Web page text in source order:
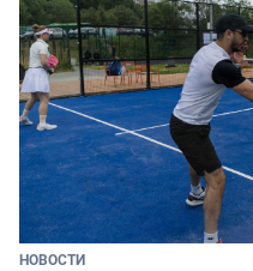
НОВОСТИ